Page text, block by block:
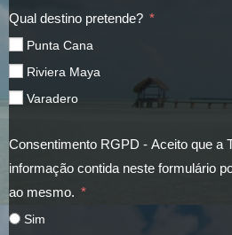
Qual destino pretende?
Punta Cana
Riviera Maya
Varadero
Consentimento RGPD - Aceito que a
informação contida neste formulário
ao mesmo.
Sim